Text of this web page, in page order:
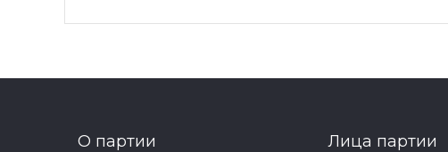
О партии Лица партии